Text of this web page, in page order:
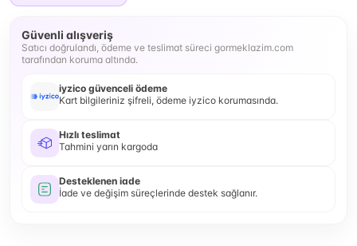
Güvenli alışveriş
Satıcı doğrulandı, ödeme ve teslimat süreci gormeklazim.com
tarafından koruma altında.
iyzico güvenceli ödeme
Kart bilgileriniz şifreli, ödeme iyzico korumasında.
Hızlı teslimat
Tahmini yarın kargoda
Desteklenen iade
İade ve değişim süreçlerinde destek sağlanır.